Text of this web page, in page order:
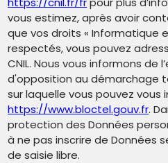
vous estimez, après avoir
que vos droits « Informatique
respectés, vous pouvez
CNIL. Nous vous informons de
d'opposition au démarchage
sur laquelle vous pouvez vous
https://www.bloctel.gouv.fr.
protection des Données
à ne pas inscrire de Données
de saisie libre.